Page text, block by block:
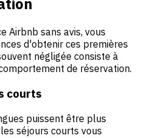
Airbnb sans avis, vous
d'obtenir ces premières
négligée consiste à
de réservation.
courts
puissent être plus
séjours courts vous